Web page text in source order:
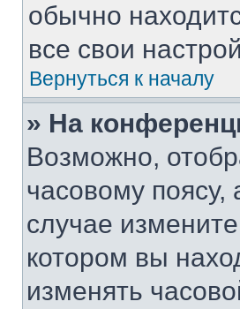
обычно
все свои
Вернуться к началу
» На
Возможно,
часовому поясу,
случае
котором вы
изменять